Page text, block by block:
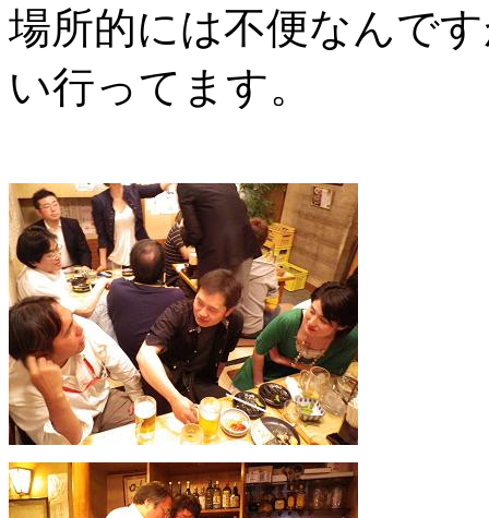
場所的には不便なんで
い行ってます。